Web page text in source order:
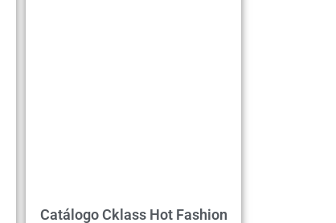
Catálogo Cklass Hot Fashion